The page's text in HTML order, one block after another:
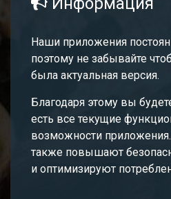
Наши приложения
поэтому не забывайте
была актуальная версия.
Благодаря этому вы
есть все текущие
возможности
также повышают
и оптимизируют